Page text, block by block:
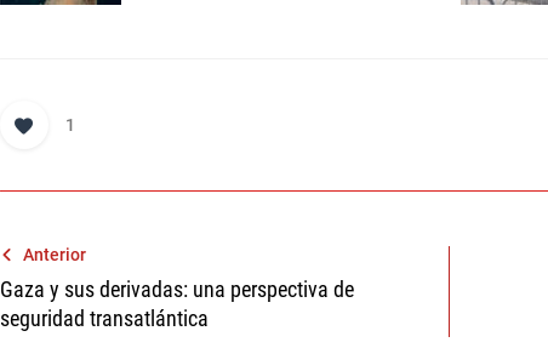
1
Navegación
de
Anterior
Gaza y sus derivadas: una perspectiva de
seguridad transatlántica